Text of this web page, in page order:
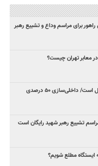
برای مراسم وداع و تشییع رهبر
معابر تهران چیست؟
۹۵ درصد ناوگان مترو تهران فعال است/ داخلی‌سازی ۵۰ درصدی
تشییع رهبر شهید رایگان است
ایستگاه مطلع شویم؟